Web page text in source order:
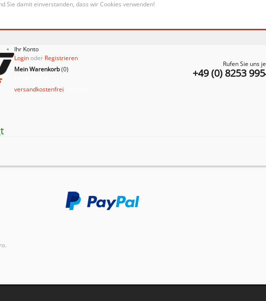
Sie damit einverstanden, dass wir Cookies verwenden!
Rufen Sie uns
+49 (0) 8253
Ihr Konto
Loginoder Registrieren
Mein Warenkorb(0)
versandkostenfrei